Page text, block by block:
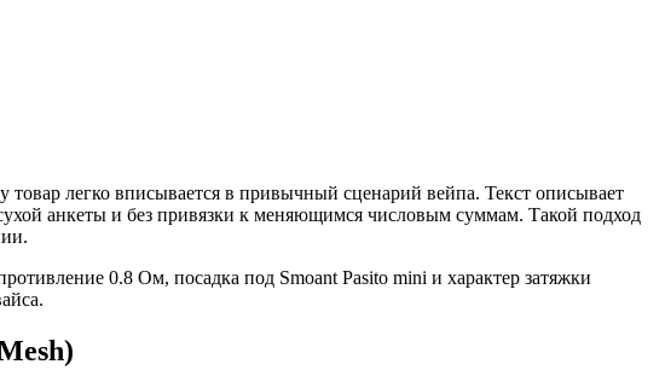
легко вписывается в привычный сценарий вейпа. Текст описывает
анкеты и без привязки к меняющимся числовым суммам. Такой подход
0.8 Ом, посадка под Smoant Pasito mini и характер затяжки